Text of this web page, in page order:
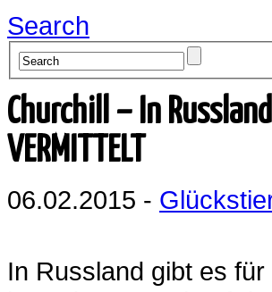
Search
Churchill – In
VERMITTELT
06.02.2015 -
In Russland gibt es